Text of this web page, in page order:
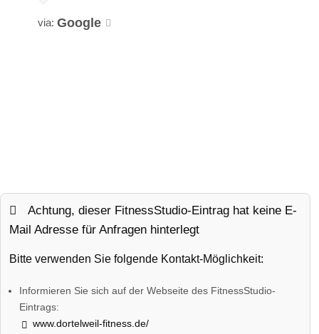
via: Google
Achtung, dieser FitnessStudio-Eintrag hat keine E-
Mail Adresse für Anfragen hinterlegt
Bitte verwenden Sie folgende Kontakt-Möglichkeit:
Informieren Sie sich auf der Webseite des FitnessStudio-
Eintrags:
www.dortelweil-fitness.de/